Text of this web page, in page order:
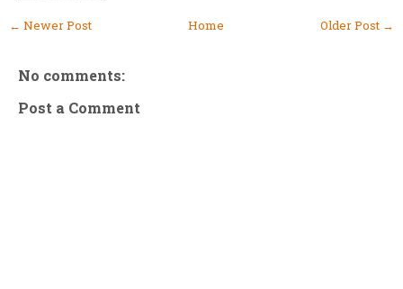
← Newer Post Older Post →
Home
No comments:
Post a Comment